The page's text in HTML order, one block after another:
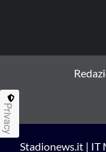
Stadionews.it | IT
Privacy